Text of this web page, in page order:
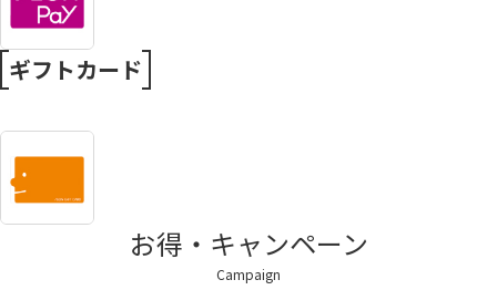
ギフトカード
お得・キャンペーン
Campaign